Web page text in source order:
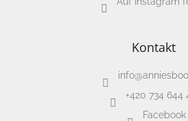
Kontakt
info@
+420 734 644
Facebook